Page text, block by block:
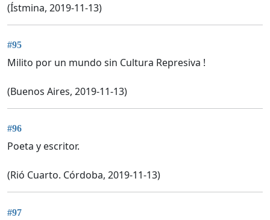
(Ístmina, 2019-11-13)
#95
Milito por un mundo sin Cultura Represiva !
(Buenos Aires, 2019-11-13)
#96
Poeta y escritor.
(Rió Cuarto. Córdoba, 2019-11-13)
#97